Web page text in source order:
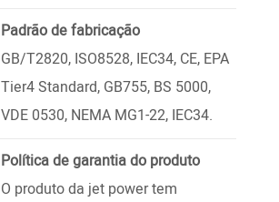
Padrão de fabricação
GB/T2820, ISO8528, IEC34, CE, EPA
Tier4 Standard, GB755, BS 5000,
VDE 0530, NEMA MG1-22, IEC34.
Política de garantia do produto
O produto da jet power tem